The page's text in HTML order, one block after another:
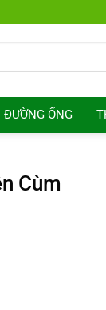
ĐƯỜNG ỐNG
Cùm